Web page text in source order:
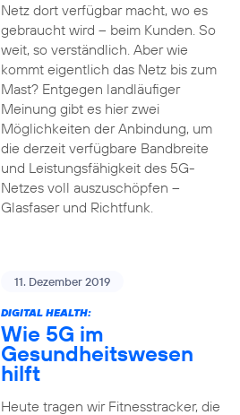
Netz dort verfügbar macht, wo es
gebraucht wird – beim Kunden. So
weit, so verständlich. Aber wie
kommt eigentlich das Netz bis zum
Mast? Entgegen landläufiger
Meinung gibt es hier zwei
Möglichkeiten der Anbindung, um
die derzeit verfügbare Bandbreite
und Leistungsfähigkeit des 5G-
Netzes voll auszuschöpfen –
Glasfaser und Richtfunk.
11. Dezember 2019
DIGITAL HEALTH:
Wie 5G im
Gesundheitswesen
hilft
Heute tragen wir Fitnesstracker, die